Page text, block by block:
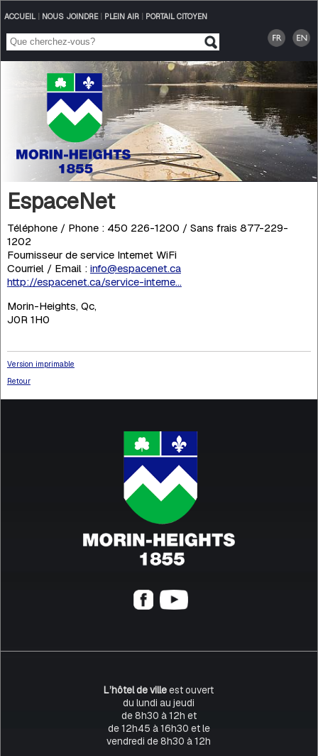
ACCUEIL| NOUS JOINDRE| PLEIN AIR| PORTAIL CITOYEN
EspaceNet
Téléphone / Phone : 450 226-1200 / Sans frais 877-229-
1202
Fournisseur de service Internet WiFi
Courriel / Email : info@espacenet.ca
http://espacenet.ca/service-interne...
Morin-Heights, Qc,
J0R 1H0
Version imprimable
Retour
L’hôtel de villeest ouvert
du lundi au jeudi
de 8h30 à 12h et
de 12h45 à 16h30 et le
vendredi de 8h30 à 12h